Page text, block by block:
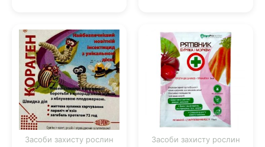
Засоби захисту рослин Засоби захисту рослин